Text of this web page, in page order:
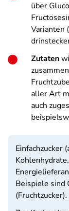
über
Varianten
Zutaten
aller Art
auch
Einfachzucker
Beispiele sind
(Fruchtzucker).